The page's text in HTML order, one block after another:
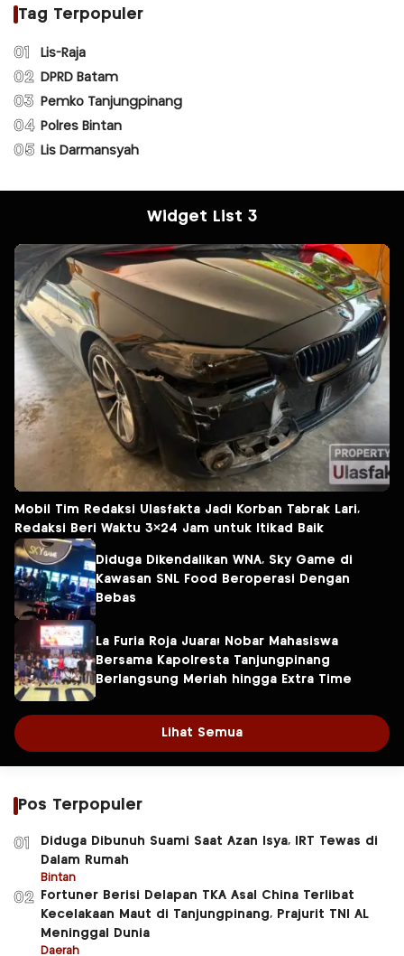
Tag Terpopuler
01 Lis-Raja
02 DPRD Batam
03 Pemko Tanjungpinang
04 Polres Bintan
05 Lis Darmansyah
Widget List 3
Mobil Tim Redaksi Ulasfakta Jadi Korban Tabrak Lari,
Redaksi Beri Waktu 3×24 Jam untuk Itikad Baik
Diduga Dikendalikan WNA, Sky Game di
Kawasan SNL Food Beroperasi Dengan
Bebas
La Furia Roja Juara! Nobar Mahasiswa
Bersama Kapolresta Tanjungpinang
Berlangsung Meriah hingga Extra Time
Lihat Semua
Pos Terpopuler
01
Diduga Dibunuh Suami Saat Azan Isya, IRT Tewas di
Dalam Rumah
Bintan
02
Fortuner Berisi Delapan TKA Asal China Terlibat
Kecelakaan Maut di Tanjungpinang, Prajurit TNI AL
Meninggal Dunia
Daerah